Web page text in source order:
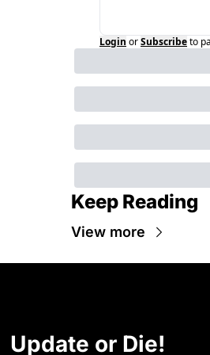
Login orSubscribeto
Keep Reading
View more
Update or Die!